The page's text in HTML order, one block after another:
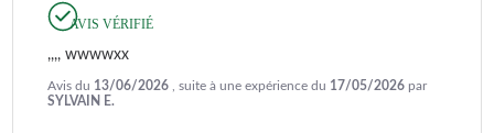
AVIS VÉRIFIÉ
,,,, wwwwxx
Avis du 13/06/2026 , suite à une expérience du 17/05/2026 par
SYLVAIN E.